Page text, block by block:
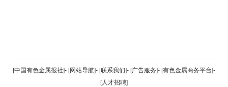
返回顶部
[中国有色金属报社]- [网站导航]- [联系我们]- [广告服务]- [有色金属商务平台]-
[人才招聘]